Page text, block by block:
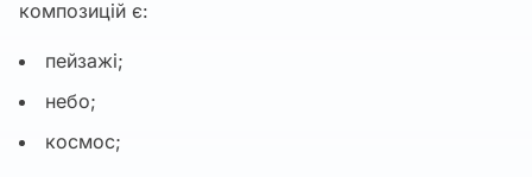
композицій є:
пейзажі;
небо;
космос;